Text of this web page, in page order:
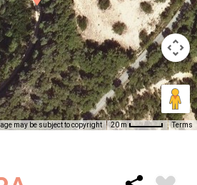
may be subject to copyright 20 m Terms